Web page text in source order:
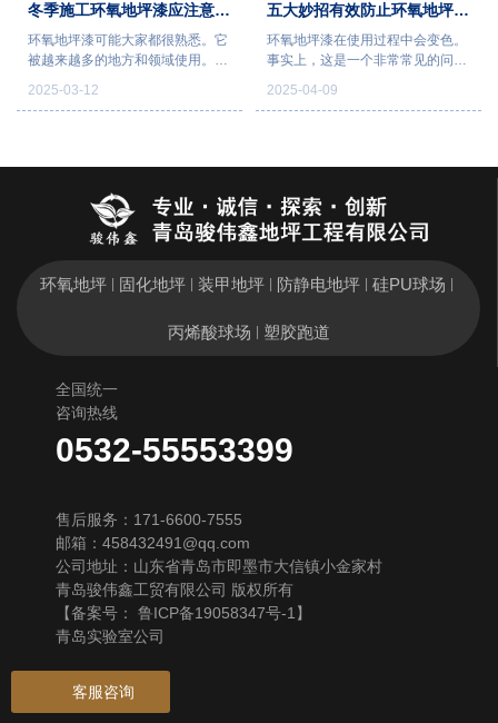
2025-03-12
冬季施工环氧地坪漆应注意哪
些问题？
环氧地坪漆可能大家都很熟悉。它
被越来越多的地方和领域使用。地
2025-04-09
五大妙招有效防止环氧地坪漆
变色
环氧地坪漆在使用过程中会变色。
事实上，这是一个非常常见的问
环氧地坪 | 固化地坪 | 装甲地坪 | 防静电地坪 | 硅PU球场 |
丙烯酸球场 | 塑胶跑道
全国统一
咨询热线
0532-55553399
售后服务：171-6600-7555
邮箱：458432491@qq.com
公司地址：山东省青岛市即墨市大信镇小金家村
青岛骏伟鑫工贸有限公司 版权所有
【备案号： 鲁ICP备19058347号-1 】
青岛实验室公司
客服咨询